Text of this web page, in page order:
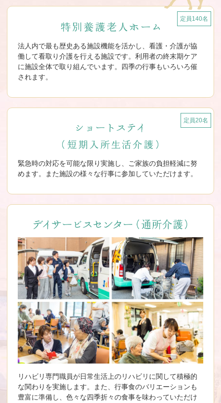
法人内で最も歴史ある施設機能を活かし、看護・介護が協
働して看取り介護を行える施設です。利用者の終末期ケア
に施設全体で取り組んでいます。四季の行事もいろいろ催
されます。
定員140名
緊急時の対応を可能な限り実施し、ご家族の負担軽減に努
めます。また施設の様々な行事に参加していただけます。
定員20名
リハビリ専門職員が日常生活上のリハビリに関して積極的
な関わりを実施します。また、行事食のバリエーションも
豊富に準備し、色々な四季折々の食事を味わっていただけ